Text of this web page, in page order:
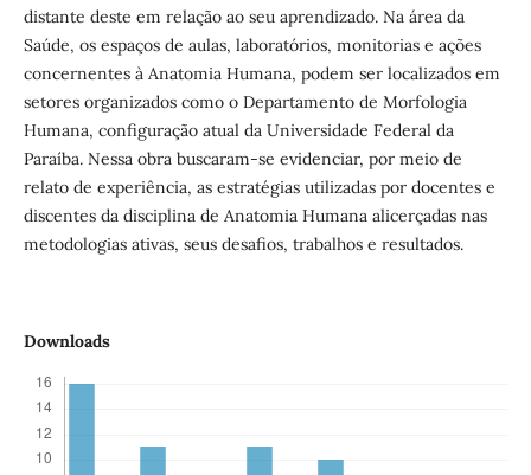
distante deste em relação ao seu aprendizado. Na área da
Saúde, os espaços de aulas, laboratórios, monitorias e ações
concernentes à Anatomia Humana, podem ser localizados em
setores organizados como o Departamento de Morfologia
Humana, configuração atual da Universidade Federal da
Paraíba. Nessa obra buscaram-se evidenciar, por meio de
relato de experiência, as estratégias utilizadas por docentes e
discentes da disciplina de Anatomia Humana alicerçadas nas
metodologias ativas, seus desafios, trabalhos e resultados.
Downloads